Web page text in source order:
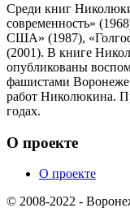
Среди книг
современность»
США» (1987),
(2001). В книге
опубликованы
фашистами Воронеже
работ Николюкина.
годах.
О проекте
О проекте
© 2008-2022 -